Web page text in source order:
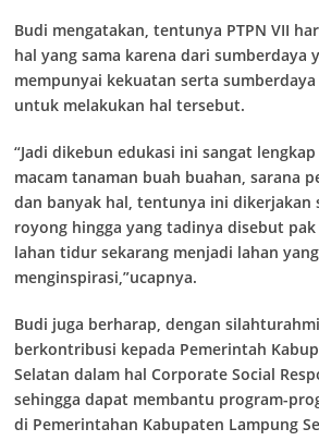
Budi mengatakan, tentunya PTPN VII
hal yang sama karena dari sumberdaya
mempunyai kekuatan serta
untuk melakukan hal tersebut.
“Jadi dikebun edukasi ini sangat
macam tanaman buah buahan, sarana
dan banyak hal, tentunya ini dikerjakan
royong hingga yang tadinya disebut
lahan tidur sekarang menjadi lahan
menginspirasi,”ucapnya.
Budi juga berharap, dengan
berkontribusi kepada Pemerintah
Selatan dalam hal Corporate Social
sehingga dapat membantu program-
di Pemerintahan Kabupaten Lampung